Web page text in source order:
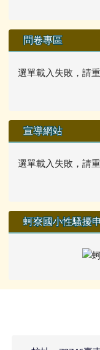
問卷專區
選單載入失敗，請
宣導網站
選單載入失敗，請
蚵寮國小性騷擾